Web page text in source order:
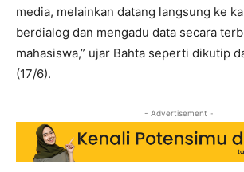
media, melainkan datang langsung ke
berdialog dan mengadu data secara
mahasiswa,” ujar Bahta seperti dikutip
(17/6).
- Advertisement -